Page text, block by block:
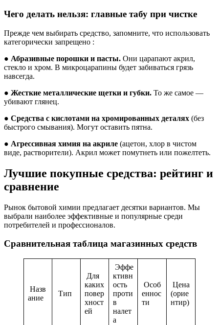
Чего делать нельзя: главные табу при чистке
Прежде чем выбирать средство, запомните, что использовать
категорически запрещено :
● Абразивные порошки и пасты. Они царапают акрил,
стекло и хром. В микроцарапины будет забиваться грязь
навсегда.
● Жесткие металлические щетки и губки. То же самое —
убивают глянец.
● Средства с кислотами на хромированных деталях (без
быстрого смывания). Могут оставить пятна.
● Агрессивная химия на акриле (ацетон, хлор в чистом
виде, растворители). Акрил может помутнеть или пожелтеть.
Лучшие покупные средства: рейтинг и
сравнение
Рынок бытовой химии предлагает десятки вариантов. Мы
выбрали наиболее эффективные и популярные среди
потребителей и профессионалов.
Сравнительная таблица магазинных средств
Назв
ание
Тип
Для
каких
повер
хност
ей
Эффе
ктивн
ость
проти
в
налет
а
Особ
еннос
ти
Цена
(орие
нтир)